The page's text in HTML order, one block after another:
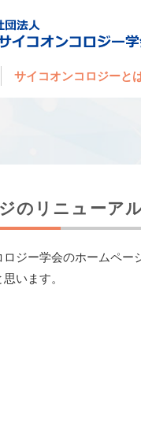
サイコオンコロジーと
のリニューア
ロジー学会のホームペ
います。